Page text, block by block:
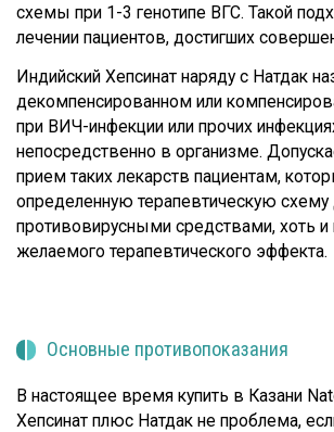
схемы при 1-3 генотипе ВГС. Такой
лечении пациентов, достигших
Индийский Хепсинат наряду с Натдак
декомпенсированном или
при ВИЧ-инфекции или прочих
непосредственно в организме.
прием таких лекарств пациентам,
определенную терапевтическую схему
противовирусными средствами, хоть и
желаемого терапевтического эффекта.
Основные противопоказания
В настоящее время купить в Казани
Хепсинат плюс Натдак не проблема,